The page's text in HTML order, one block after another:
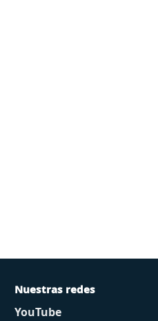
Nuestras redes
YouTube